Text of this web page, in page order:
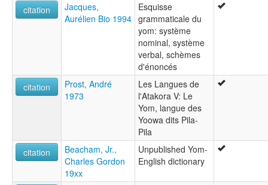
citation
Jacques,
Aurélien Bio 1994
Esquisse
grammaticale du
yom: système
nominal, système
verbal, schèmes
d'énoncés
citation
Prost, André
1973
Les Langues de
l'Atakora V: Le
Yom, langue des
Yoowa dits Pila-
Pila
citation
Beacham, Jr.,
Charles Gordon
19xx
Unpublished Yom-
English dictionary